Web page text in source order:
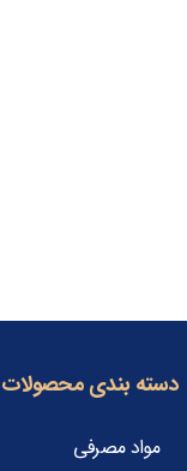
دسته بندی محصولات
مواد مصرفی